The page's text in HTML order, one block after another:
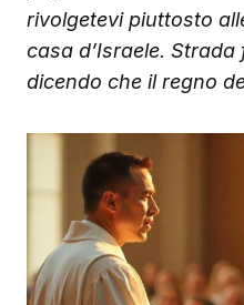
rivolgetevi piuttosto
casa d’Israele.
dicendo che il regno